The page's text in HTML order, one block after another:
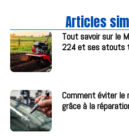
Articles
Tout savoir sur le
224 et ses atouts
Comment éviter le
grâce à la